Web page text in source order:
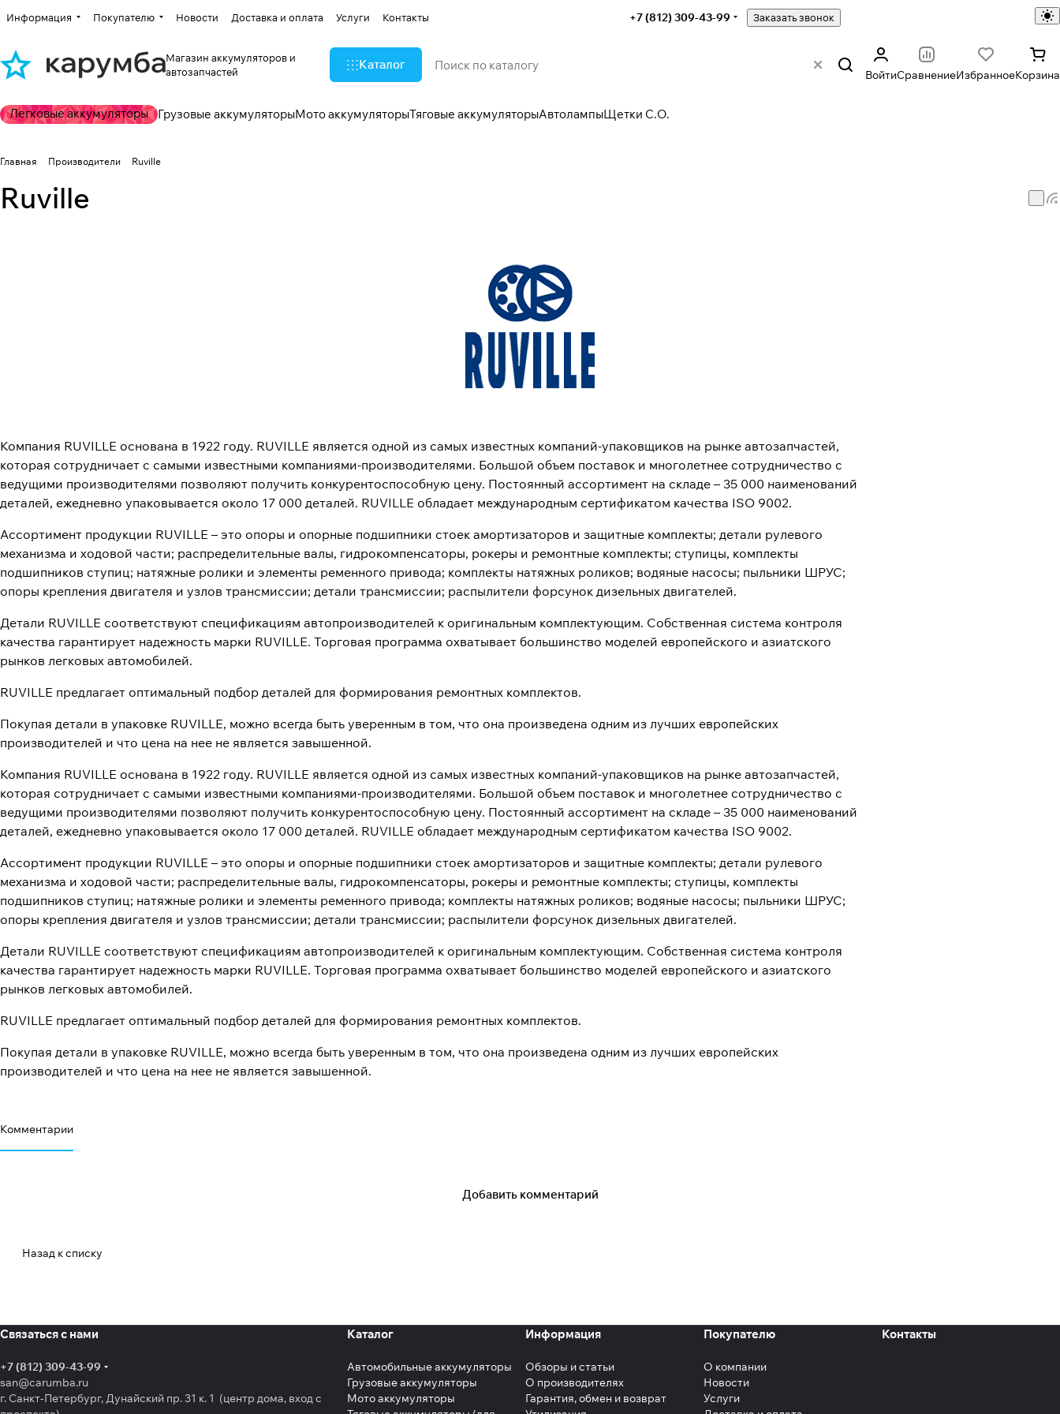
Информация Покупателю Новости Доставка и оплата Услуги Контакты +7 (812) 309-43-99 Заказать звонок
Магазин аккумуляторов и
автозапчастей
Каталог
ВойтиСравнениеИзбранноеКорзина
Легковые аккумуляторы Грузовые аккумуляторыМото аккумуляторыТяговые аккумуляторыАвтолампыЩетки С.О.
Главная Производители Ruville
Ruville
Компания RUVILLE основана в 1922 году. RUVILLE является одной из самых известных компаний-упаковщиков на рынке автозапчастей,
которая сотрудничает с самыми известными компаниями-производителями. Большой объем поставок и многолетнее сотрудничество с
ведущими производителями позволяют получить конкурентоспособную цену. Постоянный ассортимент на складе – 35 000 наименований
деталей, ежедневно упаковывается около 17 000 деталей. RUVILLE обладает международным сертификатом качества ISO 9002.
Ассортимент продукции RUVILLE – это опоры и опорные подшипники стоек амортизаторов и защитные комплекты; детали рулевого
механизма и ходовой части; распределительные валы, гидрокомпенсаторы, рокеры и ремонтные комплекты; ступицы, комплекты
подшипников ступиц; натяжные ролики и элементы ременного привода; комплекты натяжных роликов; водяные насосы; пыльники ШРУС;
опоры крепления двигателя и узлов трансмиссии; детали трансмиссии; распылители форсунок дизельных двигателей.
Детали RUVILLE соответствуют спецификациям автопроизводителей к оригинальным комплектующим. Собственная система контроля
качества гарантирует надежность марки RUVILLE. Торговая программа охватывает большинство моделей европейского и азиатского
рынков легковых автомобилей.
RUVILLE предлагает оптимальный подбор деталей для формирования ремонтных комплектов.
Покупая детали в упаковке RUVILLE, можно всегда быть уверенным в том, что она произведена одним из лучших европейских
производителей и что цена на нее не является завышенной.
Компания RUVILLE основана в 1922 году. RUVILLE является одной из самых известных компаний-упаковщиков на рынке автозапчастей,
которая сотрудничает с самыми известными компаниями-производителями. Большой объем поставок и многолетнее сотрудничество с
ведущими производителями позволяют получить конкурентоспособную цену. Постоянный ассортимент на складе – 35 000 наименований
деталей, ежедневно упаковывается около 17 000 деталей. RUVILLE обладает международным сертификатом качества ISO 9002.
Ассортимент продукции RUVILLE – это опоры и опорные подшипники стоек амортизаторов и защитные комплекты; детали рулевого
механизма и ходовой части; распределительные валы, гидрокомпенсаторы, рокеры и ремонтные комплекты; ступицы, комплекты
подшипников ступиц; натяжные ролики и элементы ременного привода; комплекты натяжных роликов; водяные насосы; пыльники ШРУС;
опоры крепления двигателя и узлов трансмиссии; детали трансмиссии; распылители форсунок дизельных двигателей.
Детали RUVILLE соответствуют спецификациям автопроизводителей к оригинальным комплектующим. Собственная система контроля
качества гарантирует надежность марки RUVILLE. Торговая программа охватывает большинство моделей европейского и азиатского
рынков легковых автомобилей.
RUVILLE предлагает оптимальный подбор деталей для формирования ремонтных комплектов.
Покупая детали в упаковке RUVILLE, можно всегда быть уверенным в том, что она произведена одним из лучших европейских
производителей и что цена на нее не является завышенной.
Комментарии
Добавить комментарий
Назад к списку
Связаться с нами
+7 (812) 309-43-99
san@carumba.ru
г. Санкт-Петербург, Дунайский пр. 31 к. 1 (центр дома, вход с
Каталог
Автомобильные аккумуляторы
Грузовые аккумуляторы
Мото аккумуляторы
Информация
Обзоры и статьи
О производителях
Гарантия, обмен и возврат
Покупателю
О компании
Новости
Услуги
Контакты